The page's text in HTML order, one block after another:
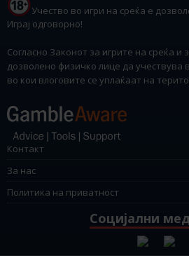
Учество во игри на среќа е
Играј одговорно!
Согласно Законот за игрите на среќа и
дозволено физичко лице да учествува
во кои влоговите се уплаќаат на
Контакт
За нас
Политика на приватност
Социјални